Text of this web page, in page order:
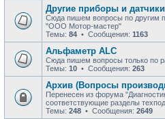
Другие приборы и датчики
Сюда пишем вопросы по другим
"ООО Мотор-мастер"
Темы: 84 • Сообщения: 1163
Альфаметр ALC
Сюда пишем вопросы только по
Темы: 10 • Сообщения: 263
Архив (Вопросы
Перенесен из форума
соответствующие разделы
Темы: 248 • Сообщения: 2649